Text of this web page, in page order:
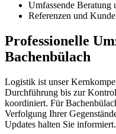
Umfassende Beratung
Referenzen und
Professionelle
Bachenbülach
Logistik ist unser
Durchführung bis zur
koordiniert. Für
Verfolgung Ihrer
Updates halten Sie informiert.